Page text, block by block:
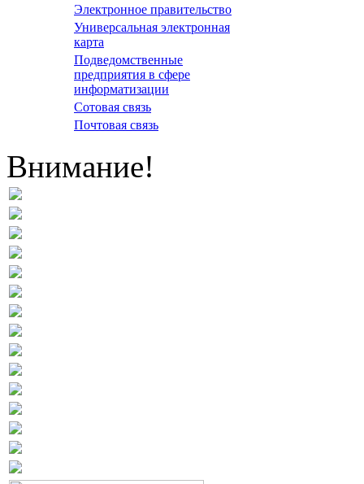
Электронное правительство
Универсальная электронная
карта
Подведомственные
предприятия в сфере
информатизации
Сотовая связь
Почтовая связь
Внимание!